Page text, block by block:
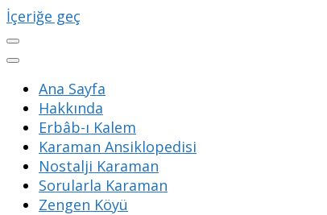
İçeriğe geç
Ana Sayfa
Hakkında
Erbâb-ı Kalem
Karaman Ansiklopedisi
Nostalji Karaman
Sorularla Karaman
Zengen Köyü